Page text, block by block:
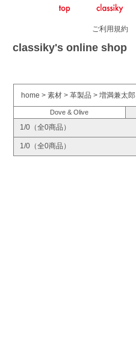
ご利用規約
classiky's online shop
home > 素材> 革製品 > 増満兼太郎
Dove & Olive
1/0（全0商品）
1/0（全0商品）